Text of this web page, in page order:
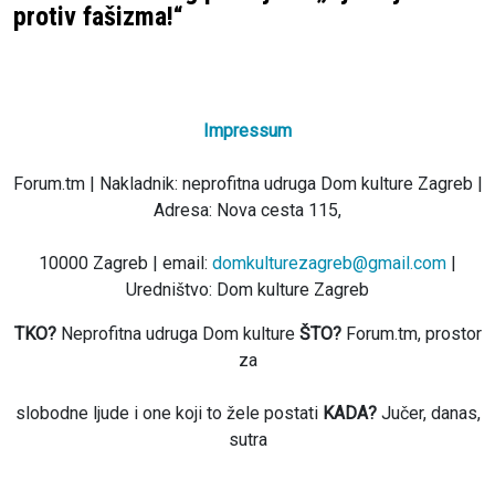
protiv fašizma!“
Impressum
Forum.tm | Nakladnik: neprofitna udruga Dom kulture Zagreb |
Adresa: Nova cesta 115,
10000 Zagreb | email: domkulturezagreb@gmail.com
Uredništvo: Dom kulture Zagreb
TKO?Neprofitna udruga Dom kulture ŠTO?Forum.tm, prostor
za
slobodne ljude i one koji to žele postati KADA?Jučer, danas,
sutra